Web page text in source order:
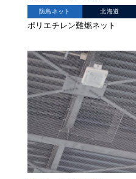
防鳥ネット 北海道
ポリエチレン難燃ネット